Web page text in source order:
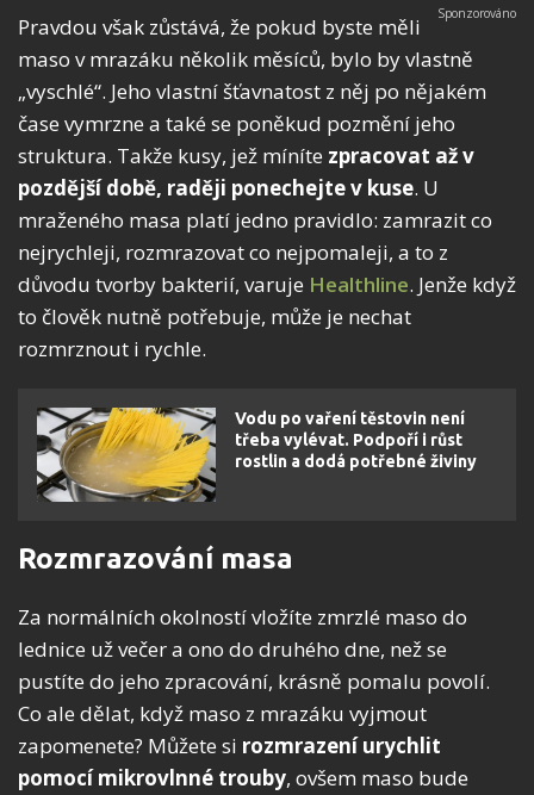
Pravdou však zůstává, že pokud byste měli
maso v mrazáku několik měsíců, bylo by vlastně
„vyschlé“. Jeho vlastní šťavnatost z něj po nějakém
čase vymrzne a také se poněkud pozmění jeho
struktura. Takže kusy, jež míníte zpracovat až v
pozdější době, raději ponechejte v kuse. U
mraženého masa platí jedno pravidlo: zamrazit co
nejrychleji, rozmrazovat co nejpomaleji, a to z
důvodu tvorby bakterií, varuje Healthline. Jenže když
to člověk nutně potřebuje, může je nechat
rozmrznout i rychle.
Vodu po vaření těstovin není
třeba vylévat. Podpoří i růst
rostlin a dodá potřebné živiny
Rozmrazování masa
Za normálních okolností vložíte zmrzlé maso do
lednice už večer a ono do druhého dne, než se
pustíte do jeho zpracování, krásně pomalu povolí.
Co ale dělat, když maso z mrazáku vyjmout
zapomenete? Můžete si rozmrazení urychlit
pomocí mikrovlnné trouby, ovšem maso bude